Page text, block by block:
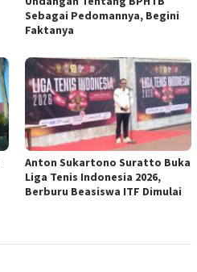
Sebagai Pedomannya, Begini
Faktanya
Anton Sukartono Suratto Buka
Liga Tenis Indonesia 2026,
Berburu Beasiswa ITF Dimulai